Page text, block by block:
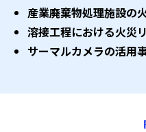
産業廃棄物処理施設の
溶接工程における火災
サーマルカメラの活用